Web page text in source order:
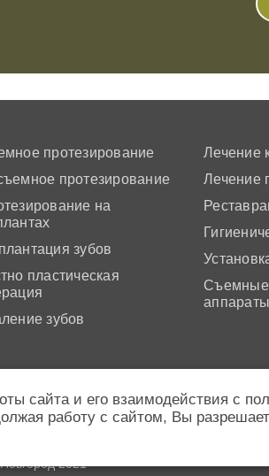
протезирование
протезирование
на
зубов
пластическая
зубов
Лечение
Лечение
Съемные
аппараты
603032 Нижегородская
Выдана Министерством
сайт, вы выражаете свое
2021
сайта и его взаимодействия с
работу с сайтом, Вы